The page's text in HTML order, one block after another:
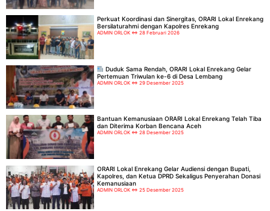
Perkuat Koordinasi dan Sinergitas, ORARI Lokal Enrekang
Bersilaturahmi dengan Kapolres Enrekang
ADMIN ORLOK 28 Februari 2026
Duduk Sama Rendah, ORARI Lokal Enrekang Gelar
Pertemuan Triwulan ke-6 di Desa Lembang
ADMIN ORLOK 29 Desember 2025
Bantuan Kemanusiaan ORARI Lokal Enrekang Telah Tiba
dan Diterima Korban Bencana Aceh
ADMIN ORLOK 28 Desember 2025
ORARI Lokal Enrekang Gelar Audiensi dengan Bupati,
Kapolres, dan Ketua DPRD Sekaligus Penyerahan Donasi
Kemanusiaan
ADMIN ORLOK 25 Desember 2025